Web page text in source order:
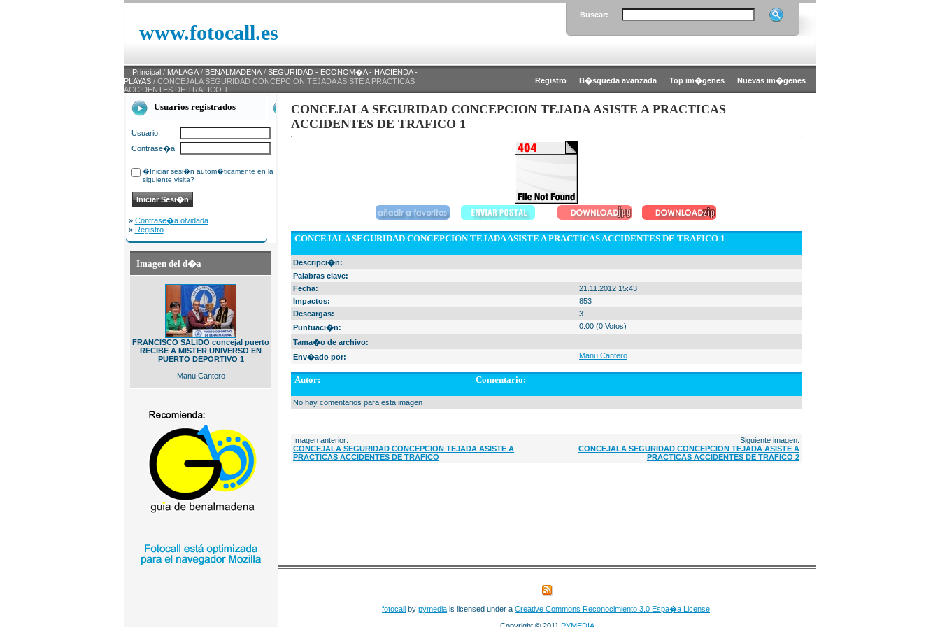
www.fotocall.es
Buscar:
Principal / MALAGA / BENALMADENA / SEGURIDAD - ECONOM�A - HACIENDA -
PLAYAS / CONCEJALA SEGURIDAD CONCEPCION TEJADA ASISTE A PRACTICAS
ACCIDENTES DE TRAFICO 1
Registro B�squeda avanzada Top im�genes Nuevas im�genes
Usuarios registrados
Usuario:
Contrase�a:
�Iniciar sesi�n autom�ticamente en la
siguiente visita?
» Contrase�a olvidada
» Registro
Imagen del d�a
FRANCISCO SALIDO concejal puerto
RECIBE A MISTER UNIVERSO EN
PUERTO DEPORTIVO 1
Manu Cantero
CONCEJALA SEGURIDAD CONCEPCION TEJADA ASISTE A PRACTICAS
ACCIDENTES DE TRAFICO 1
CONCEJALA SEGURIDAD CONCEPCION TEJADA ASISTE A PRACTICAS ACCIDENTES DE TRAFICO 1
Descripci�n:
Palabras clave:
Fecha:
21.11.2012 15:43
Impactos:
853
Descargas:
3
Puntuaci�n:
0.00 (0 Votos)
Tama�o de archivo:
Env�ado por:
Manu Cantero
Autor: Comentario:
No hay comentarios para esta imagen
Imagen anterior:
CONCEJALA SEGURIDAD CONCEPCION TEJADA ASISTE A
PRACTICAS ACCIDENTES DE TRAFICO
Siguiente imagen:
CONCEJALA SEGURIDAD CONCEPCION TEJADA ASISTE A
PRACTICAS ACCIDENTES DE TRAFICO 2
fotocall by pymedia is licensed under a Creative Commons Reconocimiento 3.0 Espa�a License